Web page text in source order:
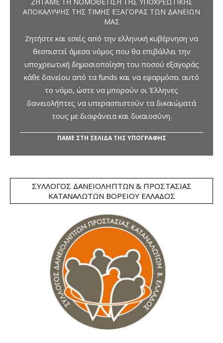
ΖΗΤΆΜΕ ΤΗ ΝΟΜΟΘΈΤΙΣΗ ΤΗΣ ΥΠΟΧΡΕΩΤΙΚΉΣ
ΑΠΟΚΆΛΥΨΗΣ ΤΗΣ ΤΙΜΉΣ ΕΞΑΓΟΡΆΣ ΤΩΝ ΔΑΝΕΊΩΝ
ΜΑΣ
Ζητήστε και εσείς από την ελληνική κυβέρνηση να
θεσπιστεί άμεσα νόμος που θα επιβάλλει την
υποχρεωτική δημοσιοποίηση του ποσού εξαγοράς
κάθε δανείου από τα funds και να εφαρμόσει αυτό
το νόμο, ώστε να μπορούν οι Έλληνες
δανειολήπτες να υπερασπιστούν τα δικαιώματά
τους με διαφάνεια και δικαιοσύνη.
ΠΑΜΕ ΣΤΗ ΣΕΛΙΔΑ ΤΗΣ ΥΠΟΓΡΑΦΗΣ
ΣΎΛΛΟΓΟΣ ΔΑΝΕΙΟΛΗΠΤΏΝ & ΠΡΟΣΤΑΣΊΑΣ
ΚΑΤΑΝΑΛΩΤΏΝ ΒΟΡΕΊΟΥ ΕΛΛΆΔΟΣ